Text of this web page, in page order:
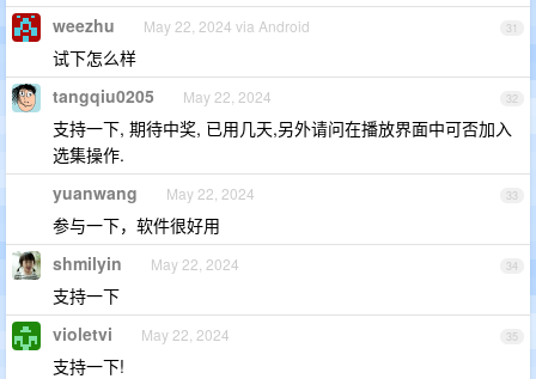
31
weezhu May 22, 2024 via Android
试下怎么样
32
tangqiu0205 May 22, 2024
支持一下, 期待中奖, 已用几天,另外请问在播放界面中可否加入
选集操作.
33
yuanwang May 22, 2024
参与一下，软件很好用
34
shmilyin May 22, 2024
支持一下
35
violetvi May 22, 2024
支持一下!